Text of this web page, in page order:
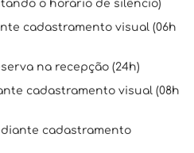
o horário de silêncio)
cadastramento visual (06h
na recepção (24h)
cadastramento visual (08h
cadastramento